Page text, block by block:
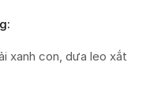
xanh con, dưa leo xắt